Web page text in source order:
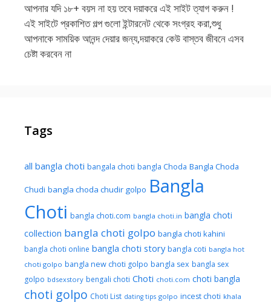
আপনার যদি ১৮+ বয়স না হয় তবে দয়াকরে এই সাইট ত্যাগ করুন !
এই সাইটে প্রকাশিত গল্প গুলো ইন্টারনেট থেকে সংগ্রহ করা,শুধু
আপনাকে সাময়িক আনন্দ দেয়ার জন্য,দয়াকরে কেউ বাস্তব জীবনে এসব
চেষ্টা করবেন না
Tags
all bangla choti bangala choti bangla Choda Bangla Choda
Chudi bangla choda chudir golpo Bangla
Choti bangla choti.com bangla choti.in bangla choti
collection bangla choti golpo bangla choti kahini
bangla choti online bangla choti story bangla coti bangla hot
choti golpo bangla new choti golpo bangla sex bangla sex
golpo bdsexstory bengali choti Choti choti.com choti bangla
choti golpo Choti List dating tips golpo incest choti khala